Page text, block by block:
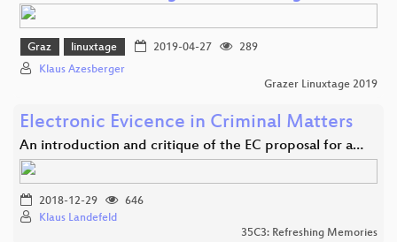
Graz linuxtage 2019-04-27
289
Klaus Azesberger
Grazer Linuxtage 2019
Electronic Evicence in Criminal Matters
An introduction and critique of the EC proposal for a…
2018-12-29
646
Klaus Landefeld
35C3: Refreshing Memories